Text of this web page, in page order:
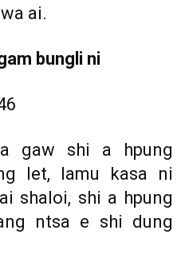
ai.
bungli ni
gaw shi a hpung
let, lamu kasa ni
shaloi, shi a hpung
ntsa e shi dung